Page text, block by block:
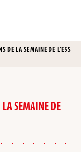
DE LA SEMAINE DE L’ESS
SEMAINE DE